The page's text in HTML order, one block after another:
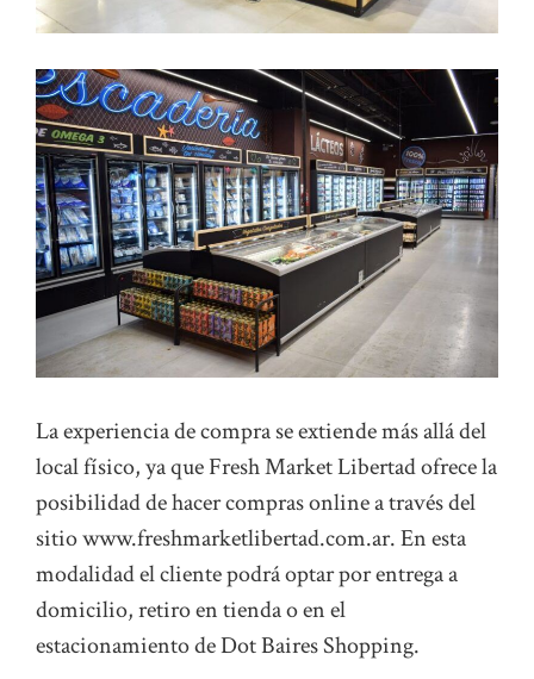
La experiencia de compra se extiende más allá del
local físico, ya que Fresh Market Libertad ofrece la
posibilidad de hacer compras online a través del
sitio www.freshmarketlibertad.com.ar. En esta
modalidad el cliente podrá optar por entrega a
domicilio, retiro en tienda o en el
estacionamiento de Dot Baires Shopping.